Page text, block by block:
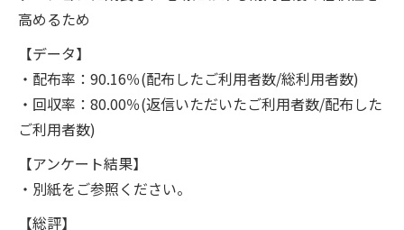
高めるため
【データ】
・配布率： 90.16％(配布したご利用者数/総利用者数)
・回収率： 80.00％(返信いただいたご利用者数/配布した
ご利用者数)
【アンケート結果】
・別紙をご参照ください。
【総評】